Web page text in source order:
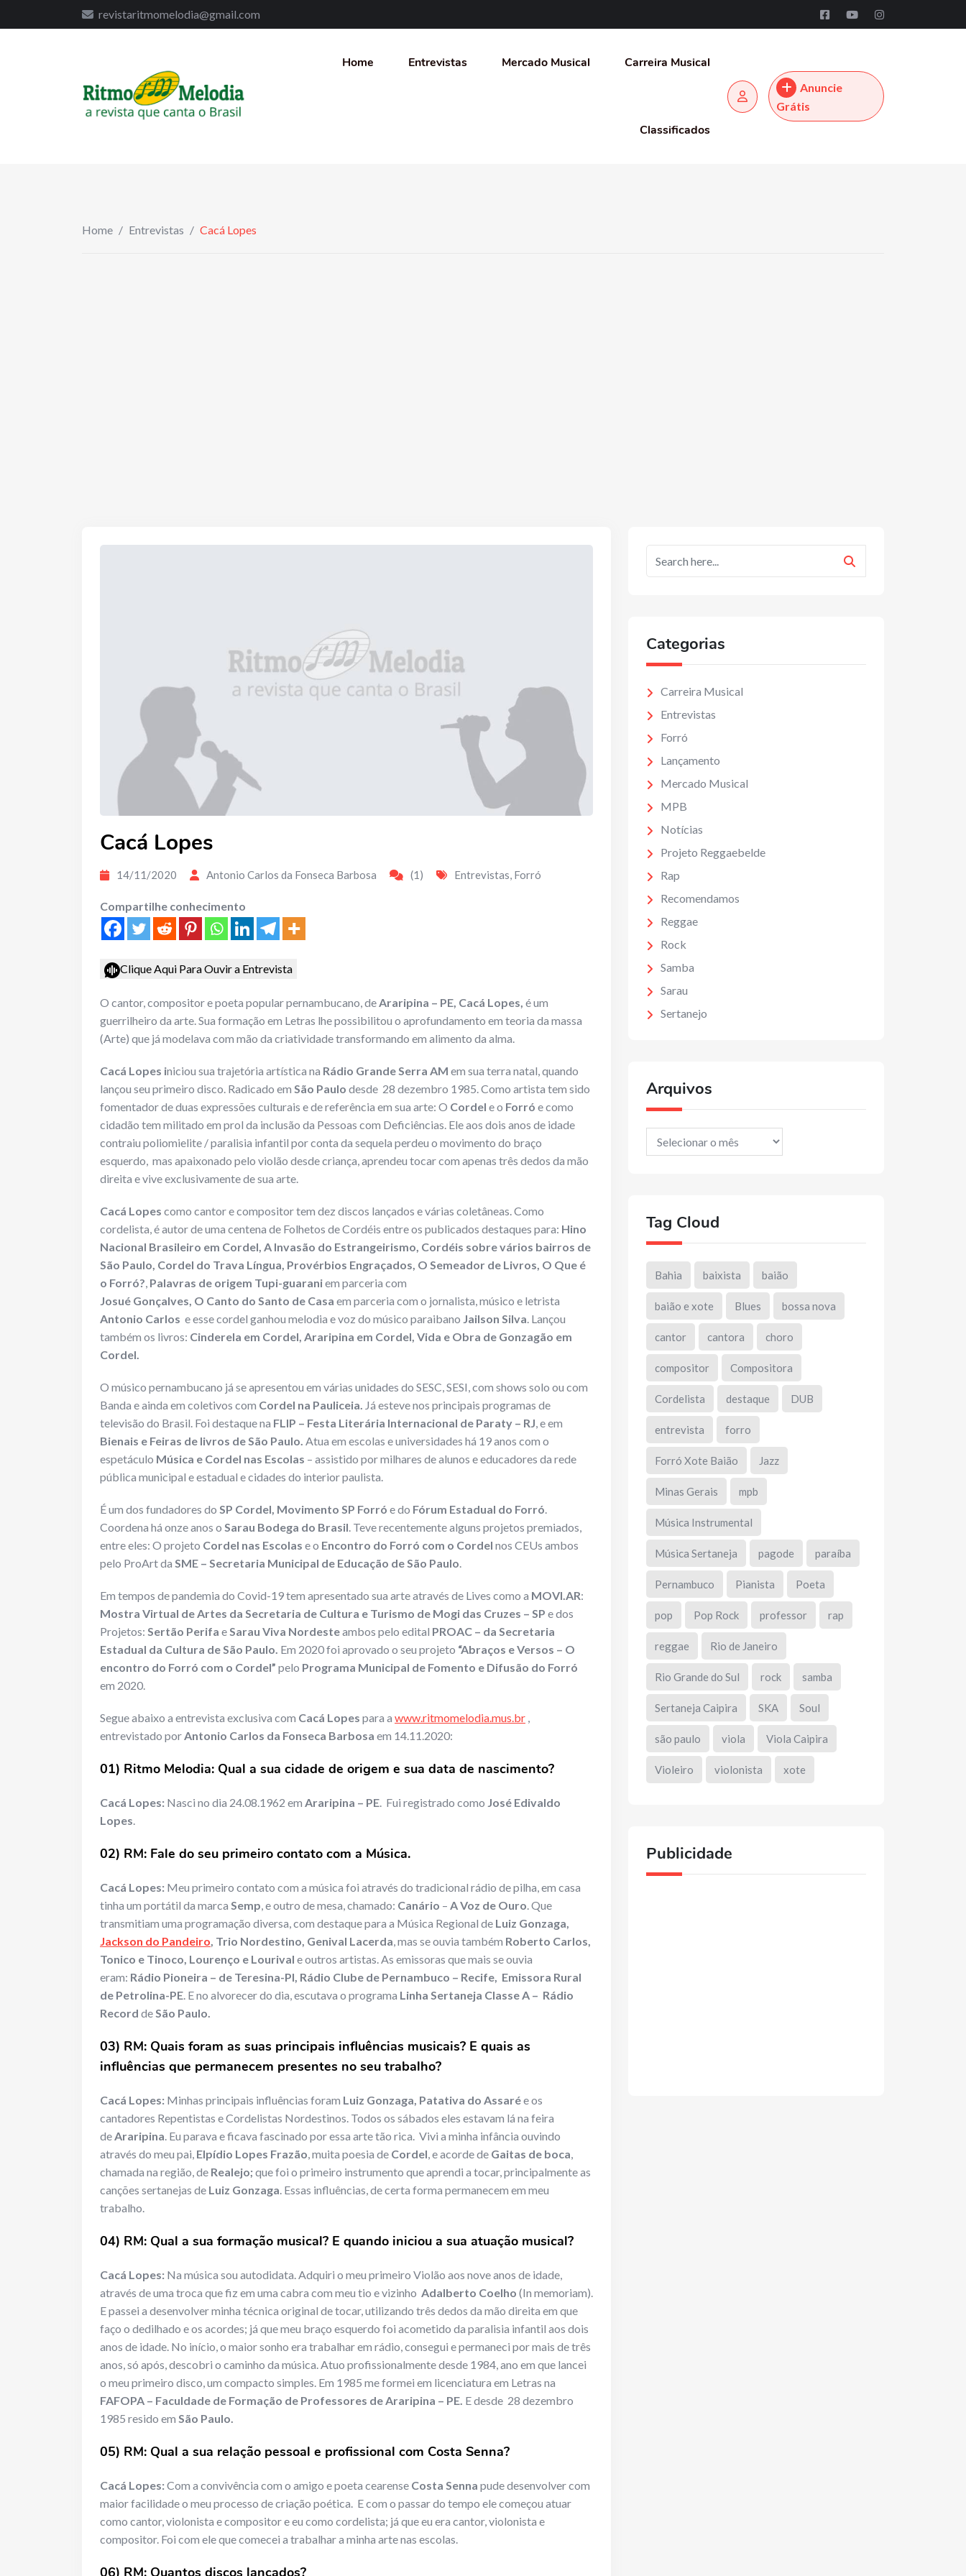
revistaritmomelodia@gmail.com
Home Entrevistas Mercado Musical Carreira Musical
Classificados
Anuncie
Grátis
Home / Entrevistas / Cacá Lopes
Cacá Lopes
14/11/2020 Antonio Carlos da Fonseca Barbosa (1) Entrevistas, Forró
Compartilhe conhecimento
Clique Aqui Para Ouvir a Entrevista
O cantor, compositor e poeta popular pernambucano, deAraripina – PE, Cacá Lopes, é um
guerrilheiro da arte. Sua formação em Letras lhe possibilitou o aprofundamento em teoria da massa
(Arte) que já modelava com mão da criatividade transformando em alimento da alma.
Cacá Lopes iniciou sua trajetória artística na Rádio Grande Serra AM em sua terra natal, quando
lançou seu primeiro disco. Radicado em São Paulo desde 28 dezembro 1985. Como artista tem sido
fomentador de duas expressões culturais e de referência em sua arte: O Cordel e o Forró e como
cidadão tem militado em prol da inclusão da Pessoas com Deficiências. Ele aos dois anos de idade
contraiu poliomielite / paralisia infantil por conta da sequela perdeu o movimento do braço
esquerdo, mas apaixonado pelo violão desde criança, aprendeu tocar com apenas três dedos da mão
direita e vive exclusivamente de sua arte.
Cacá Lopes como cantor e compositor tem dez discos lançados e várias coletâneas. Como
cordelista, é autor de uma centena de Folhetos de Cordéis entre os publicados destaques para: Hino
Nacional Brasileiro em Cordel, A Invasão do Estrangeirismo, Cordéis sobre vários bairros de
São Paulo, Cordel do Trava Língua, Provérbios Engraçados, O Semeador de Livros, O Que é
o Forró?, Palavras de origem Tupi-guaraniem parceria com
Josué Gonçalves, O Canto do Santo de Casa em parceria com o jornalista, músico e letrista
Antonio Carlos e esse cordel ganhou melodia e voz do músico paraibano Jailson Silva. Lançou
também os livros: Cinderela em Cordel, Araripina em Cordel, Vida e Obra de Gonzagão em
Cordel.
O músico pernambucano já se apresentou em várias unidades do SESC, SESI, com shows solo ou com
Banda e ainda em coletivos com Cordel na Pauliceia. Já esteve nos principais programas de
televisão do Brasil. Foi destaque na FLIP – Festa Literária Internacional de Paraty – RJ, e em
Bienais e Feiras de livros de São Paulo. Atua em escolas e universidades há 19 anos com o
espetáculo Música e Cordel nas Escolas – assistido por milhares de alunos e educadores da rede
pública municipal e estadual e cidades do interior paulista.
É um dos fundadores do SP Cordel, Movimento SP Forró e do Fórum Estadual do Forró.
Coordena há onze anos o Sarau Bodega do Brasil. Teve recentemente alguns projetos premiados,
entre eles: O projeto Cordel nas Escolas e o Encontro do Forró com o Cordel nos CEUs ambos
pelo ProArt da SME – Secretaria Municipal de Educação de São Paulo.
Em tempos de pandemia do Covid-19 tem apresentado sua arte através de Lives como a MOVI.AR:
Mostra Virtual de Artes da Secretaria de Cultura e Turismo de Mogi das Cruzes – SP e dos
Projetos: Sertão Perifa eSarau Viva Nordesteambos pelo edital PROAC – da Secretaria
Estadual da Cultura de São Paulo. Em 2020 foi aprovado o seu projeto “Abraços e Versos – O
encontro do Forró com o Cordel” pelo Programa Municipal de Fomento e Difusão do Forró
em 2020.
Segue abaixo a entrevista exclusiva com Cacá Lopes para a www.ritmomelodia.mus.br ,
entrevistado porAntonio Carlos da Fonseca Barbosa em 14.11.2020:
01) Ritmo Melodia: Qual a sua cidade de origem e sua data de nascimento?
Cacá Lopes: Nasci no dia 24.08.1962 em Araripina – PE. Fui registrado como José Edivaldo
Lopes.
02) RM: Fale do seu primeiro contato com a Música.
Cacá Lopes: Meu primeiro contato com a música foi através do tradicional rádio de pilha, em casa
tinha um portátil da marca Semp, e outro de mesa, chamado: Canário – A Voz de Ouro. Que
transmitiam uma programação diversa, com destaque para a Música Regional de Luiz Gonzaga,
Jackson do Pandeiro, Trio Nordestino, Genival Lacerda, mas se ouvia também Roberto Carlos,
Tonico e Tinoco, Lourenço e Lourival e outros artistas. As emissoras que mais se ouvia
eram: Rádio Pioneira – de Teresina-PI, Rádio Clube de Pernambuco – Recife, Emissora Rural
de Petrolina-PE. E no alvorecer do dia, escutava o programa Linha Sertaneja Classe A – Rádio
Record deSão Paulo.
03) RM: Quais foram as suas principais influências musicais? E quais as
influências que permanecem presentes no seu trabalho?
Cacá Lopes: Minhas principais influências foram Luiz Gonzaga, Patativa do Assarée os
cantadores Repentistas e Cordelistas Nordestinos. Todos os sábados eles estavam lá na feira
deAraripina. Eu parava e ficava fascinado por essa arte tão rica. Vivi a minha infância ouvindo
através do meu pai, Elpídio Lopes Frazão, muita poesia de Cordel, e acorde de Gaitas de boca,
chamada na região, de Realejo;que foi o primeiro instrumento que aprendi a tocar, principalmente as
canções sertanejas de Luiz Gonzaga. Essas influências, de certa forma permanecem em meu
trabalho.
04) RM: Qual a sua formação musical? E quando iniciou a sua atuação musical?
Cacá Lopes: Na música sou autodidata. Adquiri o meu primeiro Violão aos nove anos de idade,
através de uma troca que fiz em uma cabra com meu tio e vizinho Adalberto Coelho (In memoriam).
E passei a desenvolver minha técnica original de tocar, utilizando três dedos da mão direita em que
faço o dedilhado e os acordes; já que meu braço esquerdo foi acometido da paralisia infantil aos dois
anos de idade. No início, o maior sonho era trabalhar em rádio, consegui e permaneci por mais de três
anos, só após, descobri o caminho da música. Atuo profissionalmente desde 1984, ano em que lancei
o meu primeiro disco, um compacto simples. Em 1985 me formei em licenciatura em Letras na
FAFOPA – Faculdade de Formação de Professores de Araripina – PE. E desde 28 dezembro
1985 resido em São Paulo.
05) RM: Qual a sua relação pessoal e profissional com Costa Senna?
Cacá Lopes:Com a convivência com o amigo e poeta cearense Costa Senna pude desenvolver com
maior facilidade o meu processo de criação poética. E com o passar do tempo ele começou atuar
como cantor, violonista e compositor e eu como cordelista; já que eu era cantor, violonista e
compositor. Foi com ele que comecei a trabalhar a minha arte nas escolas.
Categorias
Carreira Musical
Entrevistas
Forró
Lançamento
Mercado Musical
MPB
Notícias
Projeto Reggaebelde
Rap
Recomendamos
Reggae
Rock
Samba
Sarau
Sertanejo
Arquivos
Arquivos
Tag Cloud
Bahia baixista baião
baião e xote Blues bossa nova
cantor cantora choro
compositor Compositora
Cordelista destaque DUB
entrevista forro
Forró Xote Baião Jazz
Minas Gerais mpb
Música Instrumental
Música Sertaneja pagode paraíba
Pernambuco Pianista Poeta
pop Pop Rock professor rap
reggae Rio de Janeiro
Rio Grande do Sul rock samba
Sertaneja Caipira SKA Soul
são paulo viola Viola Caipira
Violeiro violonista xote
Publicidade